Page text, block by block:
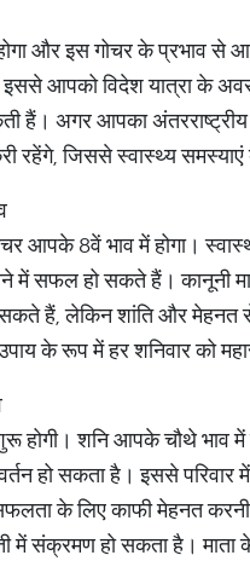
और इस गोचर के प्रभाव से
आपको विदेश यात्रा के
हैं। अगर आपका अंतरराष्ट्रीय
रहेंगे, जिससे स्वास्थ्य
आपके 8वें भाव में होगा।
सफल हो सकते हैं। कानूनी
हैं, लेकिन शांति और
के रूप में हर शनिवार को
शुरू होगी। शनि आपके चौथे
हो सकता है। इससे
के लिए काफी मेहनत
में संक्रमण हो सकता है। माता